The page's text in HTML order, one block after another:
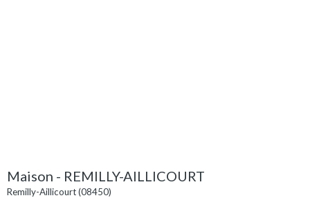
Maison - REMILLY-AILLICOURT
Remilly-Aillicourt (08450)